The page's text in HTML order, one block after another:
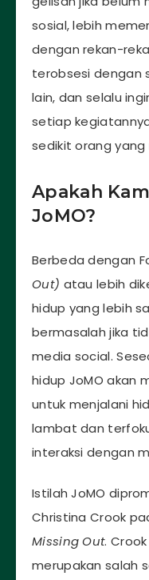
sosial, lebih
dengan rekan-
terobsesi dengan
lain, dan selalu
setiap
sedikit orang yang
Apakah
JoMO?
Berbeda dengan
Out) atau lebih
hidup yang lebih
bermasalah jika
media social.
hidup JoMO akan
untuk menjalani
lambat dan
interaksi dengan
Istilah JoMO
Christina Crook
Missing Out.
merupakan salah